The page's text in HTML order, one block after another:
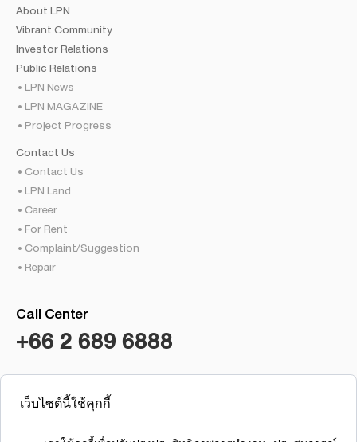
About LPN
Vibrant Community
Investor Relations
Public Relations
LPN News
LPN MAGAZINE
Project Progress
Contact Us
Contact Us
LPN Land
Career
For Rent
Complaint/Suggestion
Repair
Call Center
+66 2 689 6888
เว็บไซต์นี้ใช้คุกกี้